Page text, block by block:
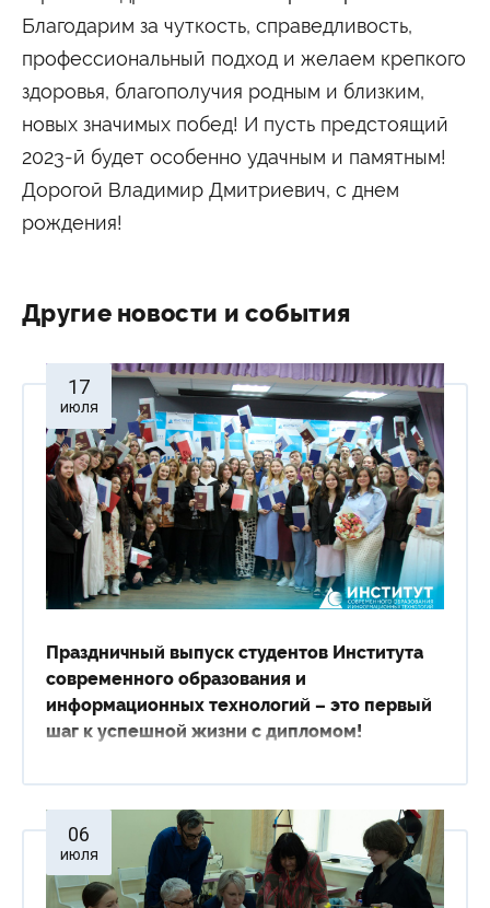
Благодарим за чуткость, справедливость,
профессиональный подход и желаем крепкого
здоровья, благополучия родным и близким,
новых значимых побед! И пусть предстоящий
2023-й будет особенно удачным и памятным!
Дорогой Владимир Дмитриевич, с днем
рождения!
Другие новости и события
17
июля
Праздничный выпуск студентов Института
современного образования и
информационных технологий – это первый
шаг к успешной жизни с дипломом!
06
июля